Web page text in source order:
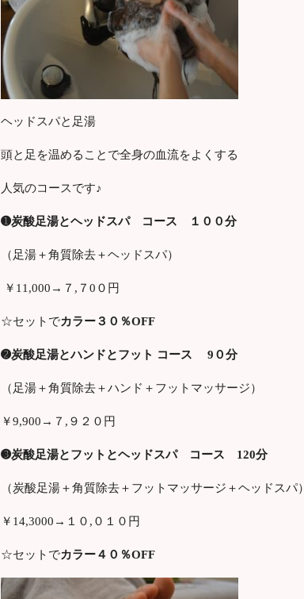
ヘッドスパと足湯
頭と足を温めることで全身の血流をよくする
人気のコースです♪
➊炭酸足湯とヘッドスパ コース １００分
（足湯＋角質除去＋ヘッドスパ）
￥11 ,000 →７ , ７ 0 ０円
☆セットでカラー３０％OFF
➋炭酸足湯とハンドとフット コース 9０分
（足湯＋角質除去＋ハンド＋フットマッサージ）
￥9,900 →７ , ９２０円
➌炭酸足湯とフットとヘッドスパ コース 120分
（炭酸足湯＋角質除去＋フットマッサージ＋ヘッドスパ）
￥14,3000 →１０,０１０円
☆セットでカラー４０％OFF